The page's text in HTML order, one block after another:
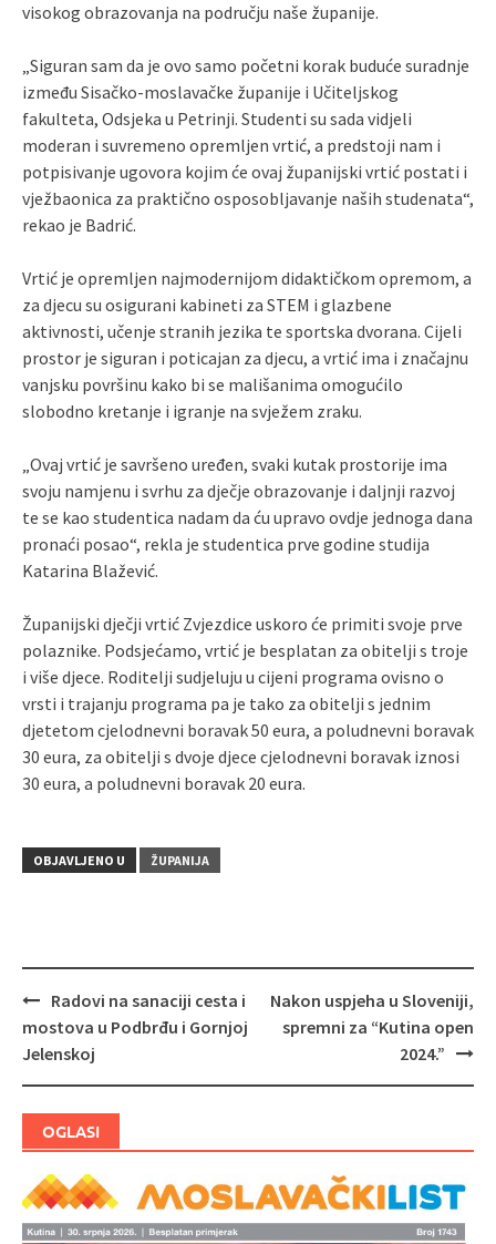
visokog obrazovanja na području naše županije.
„Siguran sam da je ovo samo početni korak buduće suradnje
između Sisačko-moslavačke županije i Učiteljskog
fakulteta, Odsjeka u Petrinji. Studenti su sada vidjeli
moderan i suvremeno opremljen vrtić, a predstoji nam i
potpisivanje ugovora kojim će ovaj županijski vrtić postati i
vježbaonica za praktično osposobljavanje naših studenata“,
rekao je Badrić.
Vrtić je opremljen najmodernijom didaktičkom opremom, a
za djecu su osigurani kabineti za STEM i glazbene
aktivnosti, učenje stranih jezika te sportska dvorana. Cijeli
prostor je siguran i poticajan za djecu, a vrtić ima i značajnu
vanjsku površinu kako bi se mališanima omogućilo
slobodno kretanje i igranje na svježem zraku.
„Ovaj vrtić je savršeno uređen, svaki kutak prostorije ima
svoju namjenu i svrhu za dječje obrazovanje i daljnji razvoj
te se kao studentica nadam da ću upravo ovdje jednoga dana
pronaći posao“, rekla je studentica prve godine studija
Katarina Blažević.
Županijski dječji vrtić Zvjezdice uskoro će primiti svoje prve
polaznike. Podsjećamo, vrtić je besplatan za obitelji s troje
i više djece. Roditelji sudjeluju u cijeni programa ovisno o
vrsti i trajanju programa pa je tako za obitelji s jednim
djetetom cjelodnevni boravak 50 eura, a poludnevni boravak
30 eura, za obitelji s dvoje djece cjelodnevni boravak iznosi
30 eura, a poludnevni boravak 20 eura.
OBJAVLJENO U ŽUPANIJA
Navigacija
objava
Radovi na sanaciji cesta i
mostova u Podbrđu i Gornjoj
Jelenskoj
Nakon uspjeha u Sloveniji,
spremni za “Kutina open
2024.”
OGLASI